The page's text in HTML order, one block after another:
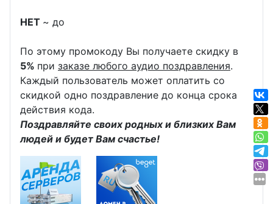
НЕТ ~ до
По этому промокоду Вы получаете скидку в
5% при заказе любого аудио поздравления.
Каждый пользователь может оплатить со
скидкой одно поздравление до конца срока
действия кода.
Поздравляйте своих родных и близких Вам
людей и будет Вам счастье!